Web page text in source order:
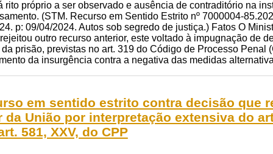
rito próprio a ser observado e ausência de contraditório na
(STM. Recurso em Sentido Estrito nº 7000004-
p: 09/04/2024. Autos sob segredo de justiça.) Fatos O
outro recurso anterior, este voltado à impugnação de
prisão, previstas no art. 319 do Código de Processo Penal
da insurgência contra a negativa das medidas
em sentido estrito contra decisão que
União por interpretação extensiva do
581, XXV, do CPP